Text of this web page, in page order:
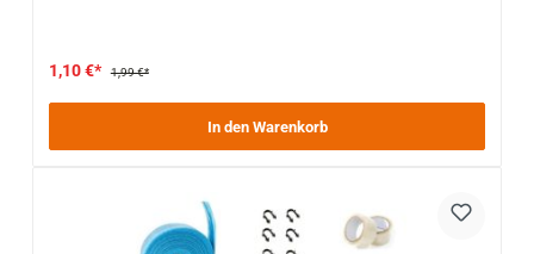
1,10 €* 1,99 €*
In den Warenkorb